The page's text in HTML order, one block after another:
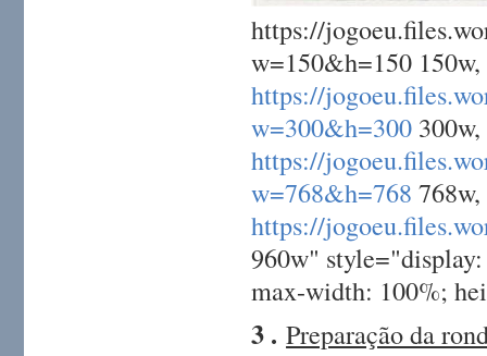
https://
w=150&h=150 150w,
https://
w=300&h=300 300w,
https://
w=768&h=768 768w,
https://
960w"
max-width: 100%;
3 . Preparação da